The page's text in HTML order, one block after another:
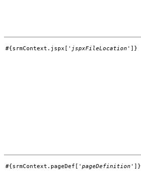
#{srmContext.jspx[' jspxFileLocation ']}
#{srmContext.pageDef[' pageDefinition ']}